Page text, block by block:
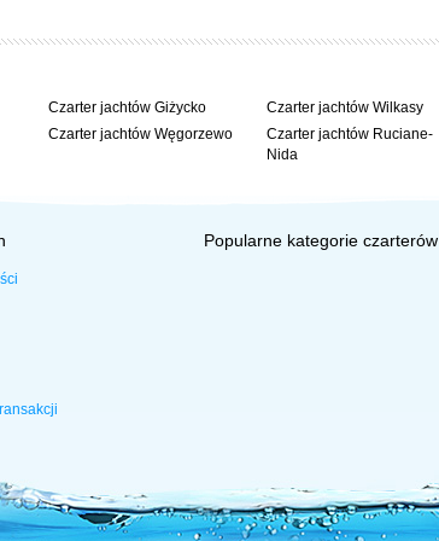
Czarter jachtów Giżycko
Czarter jachtów Węgorzewo
Czarter jachtów Wilkasy
Czarter jachtów Ruciane-
Nida
Popularne kategorie czarterów